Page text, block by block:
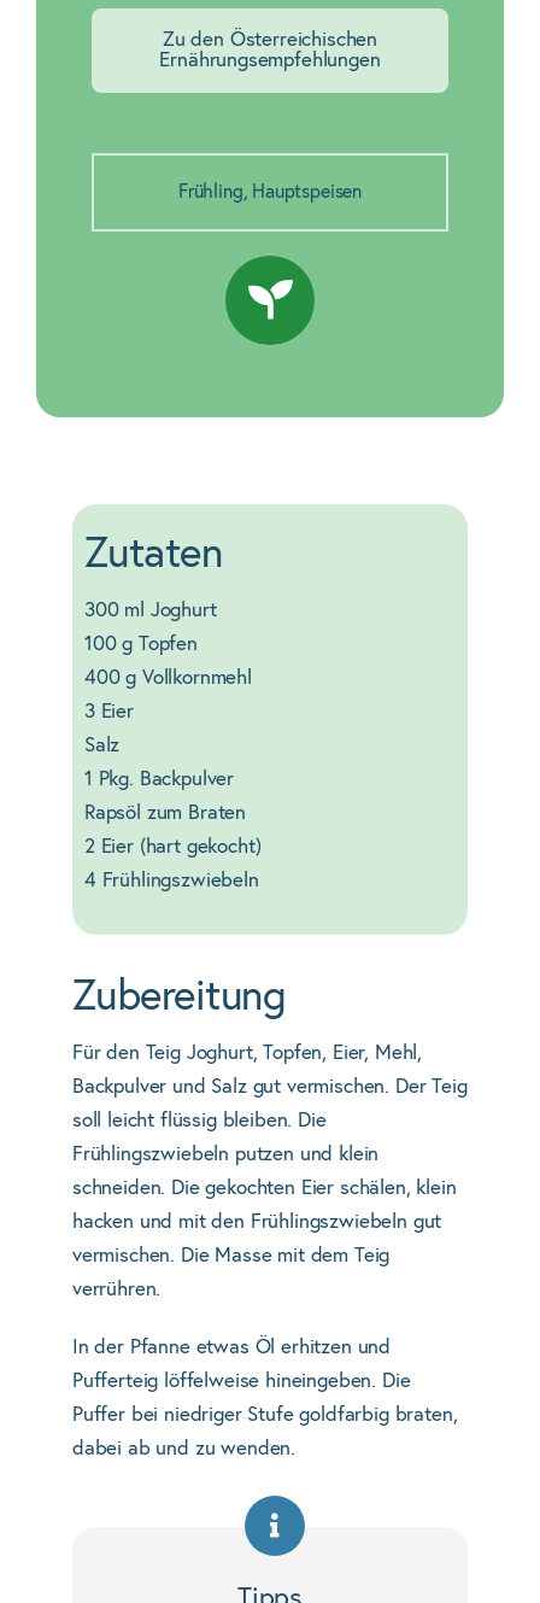
Zu den Österreichischen
Ernährungsempfehlungen
Frühling, Hauptspeisen
Zutaten
300 ml Joghurt
100 g Topfen
400 g Vollkornmehl
3 Eier
Salz
1 Pkg. Backpulver
Rapsöl zum Braten
2 Eier (hart gekocht)
4 Frühlingszwiebeln
Zubereitung
Für den Teig Joghurt, Topfen, Eier, Mehl,
Backpulver und Salz gut vermischen. Der Teig
soll leicht flüssig bleiben. Die
Frühlingszwiebeln putzen und klein
schneiden. Die gekochten Eier schälen, klein
hacken und mit den Frühlingszwiebeln gut
vermischen. Die Masse mit dem Teig
verrühren.
In der Pfanne etwas Öl erhitzen und
Pufferteig löffelweise hineingeben. Die
Puffer bei niedriger Stufe goldfarbig braten,
dabei ab und zu wenden.